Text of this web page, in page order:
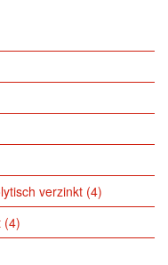
verzinkt 4
4